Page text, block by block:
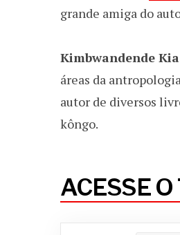
grande amiga do
Kimbwandende
áreas da
autor de diversos
kôngo.
ACESSE